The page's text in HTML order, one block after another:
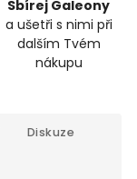
Sbírej Galeony
a ušetři s nimi při
dalším Tvém
nákupu
Diskuze